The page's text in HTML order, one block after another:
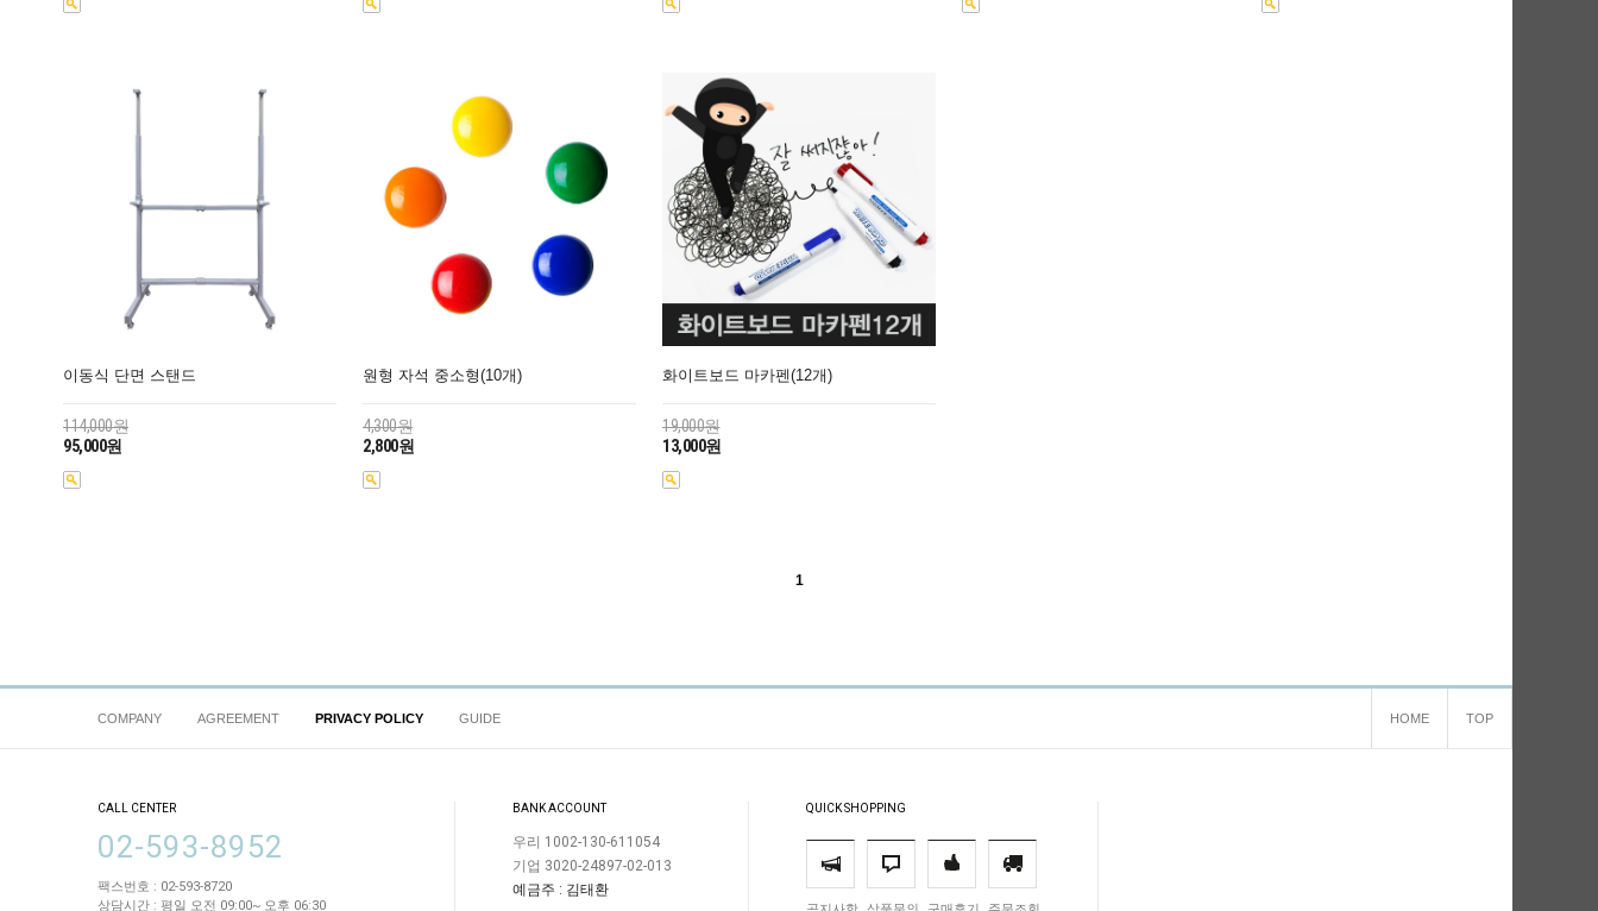
이동식 단면 스탠드
114,000원
95,000원
원형 자석 중소형(10개)
4,300원
2,800원
화이트보드 마카펜(12개)
19,000원
13,000원
1
COMPANY AGREEMENT PRIVACY POLICY GUIDE TOP
HOME
CALL CENTER
02-593-8952
팩스번호 : 02-593-8720
상담시간 : 평일 오전 09:00~ 오후 06:30
BANK ACCOUNT
우리 1002-130-611054
기업 3020-24897-02-013
예금주 : 김태환
QUICK SHOPPING